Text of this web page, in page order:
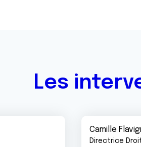
Les
Camille
Directrice